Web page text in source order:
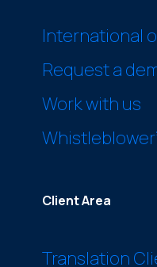
International
Request a
Work with us
Client Area
Translation